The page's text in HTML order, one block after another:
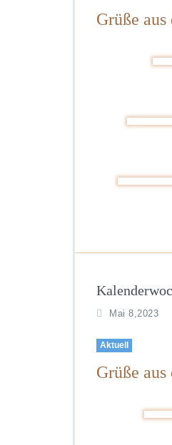
Grüße aus
Mai 8,2023
Aktuell
Grüße aus